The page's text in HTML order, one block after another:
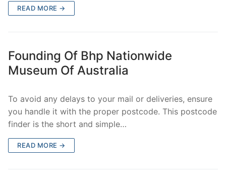
READ MORE →
Founding Of Bhp Nationwide
Museum Of Australia
To avoid any delays to your mail or deliveries, ensure
you handle it with the proper postcode. This postcode
finder is the short and simple…
READ MORE →